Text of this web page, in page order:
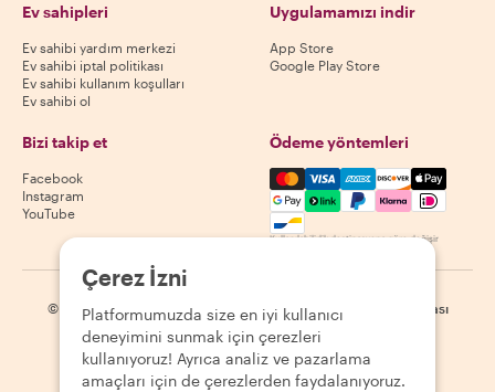
Ev sahipleri
Ev sahibi yardım merkezi
Ev sahibi iptal politikası
Ev sahibi kullanım koşulları
Ev sahibi ol
Uygulamamızı indir
App Store
Google Play Store
Bizi takip et
Facebook
Instagram
YouTube
Ödeme yöntemleri
Mastercard, Visa, Amex,
Kullanılabilirlik destinasyona göre değişir
© 2026 Withlocals.com Gizlilik Politikası | Site haritası
Çerez İzni
Platformumuzda size en iyi kullanıcı
deneyimini sunmak için çerezleri
kullanıyoruz! Ayrıca analiz ve pazarlama
amaçları için de çerezlerden faydalanıyoruz.